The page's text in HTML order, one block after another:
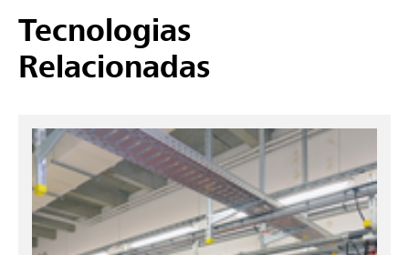
Tecnologias
Relacionadas